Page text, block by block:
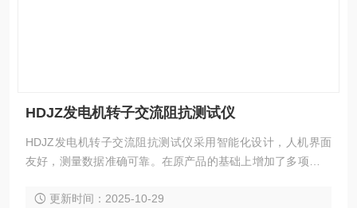
HDJZ发电机转子交流阻抗测试仪
HDJZ发电机转子交流阻抗测试仪采用智能化设计，人机界面
友好，测量数据准确可靠。在原产品的基础上增加了多项新功
更新时间：2025-10-29